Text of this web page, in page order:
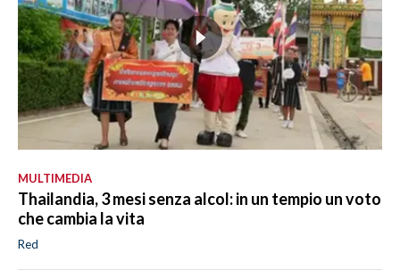
MULTIMEDIA
Thailandia, 3 mesi senza alcol: in un tempio un voto
che cambia la vita
Red